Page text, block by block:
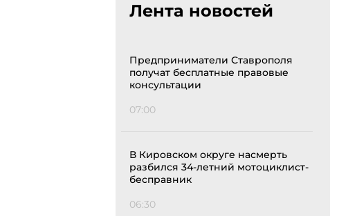
Лента новостей
Предприниматели Ставрополя
получат бесплатные правовые
консультации
07:00
В Кировском округе насмерть
разбился 34-летний мотоциклист-
бесправник
06:30